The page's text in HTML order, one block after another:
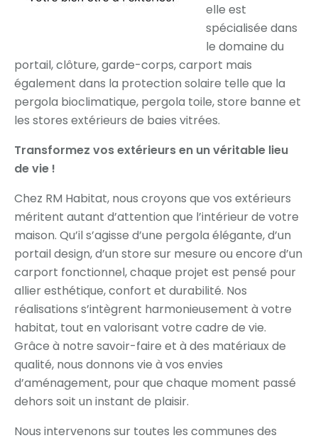
elle est
spécialisée dans
le domaine du
portail, clôture, garde-corps, carport mais
également dans la protection solaire telle que la
pergola bioclimatique, pergola toile, store banne et
les stores extérieurs de baies vitrées.
Transformez vos extérieurs en un véritable lieu
de vie !
Chez RM Habitat, nous croyons que vos extérieurs
méritent autant d’attention que l’intérieur de votre
maison. Qu’il s’agisse d’une pergola élégante, d’un
portail design, d’un store sur mesure ou encore d’un
carport fonctionnel, chaque projet est pensé pour
allier esthétique, confort et durabilité. Nos
réalisations s’intègrent harmonieusement à votre
habitat, tout en valorisant votre cadre de vie.
Grâce à notre savoir-faire et à des matériaux de
qualité, nous donnons vie à vos envies
d’aménagement, pour que chaque moment passé
dehors soit un instant de plaisir.
Nous intervenons sur toutes les communes des